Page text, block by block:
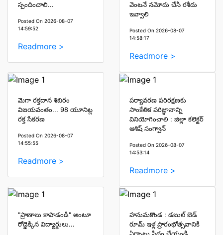
స్పందించాలి...
Posted On 2026-08-07
14:59:52
Readmore >
వెంటనే నమోదు చేసి రశీదు
ఇవ్వాలి
Posted On 2026-08-07
14:58:17
Readmore >
మెగా రక్తదాన శిబిరం
విజయవంతం... 98 యూనిట్ల
రక్త సేకరణ
Posted On 2026-08-07
14:55:55
Readmore >
పర్యావరణ పరిరక్షణకు
సాంకేతిక పరిజ్ఞానాన్ని
వినియోగించాలి : జిల్లా కలెక్టర్
ఆశిష్ సంగ్వాన్
Posted On 2026-08-07
14:53:14
Readmore >
"ప్రాణాలు కాపాడండి" అంటూ
రోడ్డెక్కిన విద్యార్థులు...
హనుమకొండ : డబుల్ బెడ్
రూమ్ ఇళ్ల ప్రారంభోత్సవానికి
ఏర్పాట్లు సిద్ధం చేయండి